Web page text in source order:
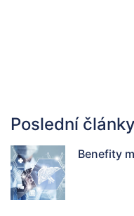
Poslední články
Benefity